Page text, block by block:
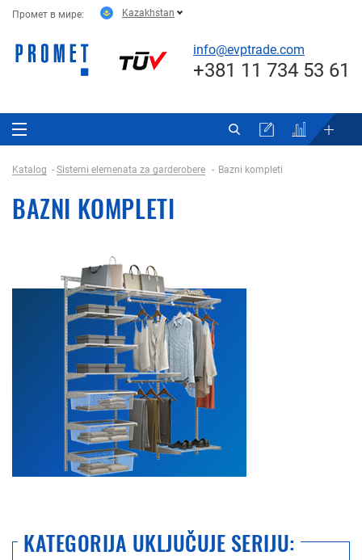
Промет в мире: Kazakhstan
info@evptrade.com
+381 11 734 53 61
Katalog Sistemi elemenata za garderobere Bazni kompleti
BAZNI KOMPLETI
KATEGORIJA UKLJUČUJE SERIJU: